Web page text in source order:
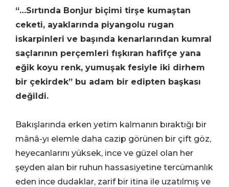
“…Sırtında Bonjur biçimi tirşe kumaştan
ceketi, ayaklarında piyangolu rugan
iskarpinleri ve başında kenarlarından kumral
saçlarının perçemleri fışkıran hafifçe yana
eğik koyu renk, yumuşak fesiyle iki dirhem
bir çekirdek” bu adam bir edipten başkası
değildi.
Bakışlarında erken yetim kalmanın bıraktığı bir
mânâ-yı elemle daha cazip görünen bir çift göz,
heyecanlarını yüksek, ince ve güzel olan her
şeyden alan bir ruhun hassasiyetine tercümanlık
eden ince dudaklar, zarif bir itina ile uzatılmış ve